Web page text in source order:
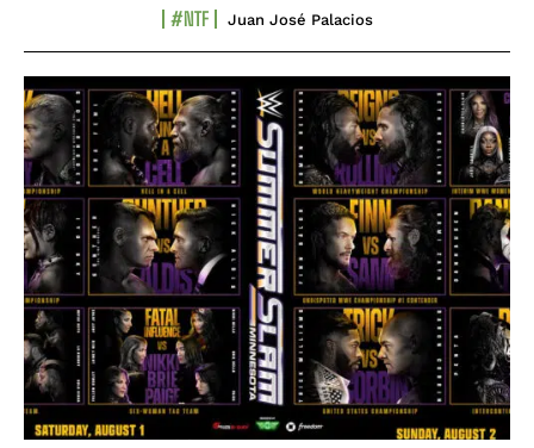
#NTF Juan José Palacios